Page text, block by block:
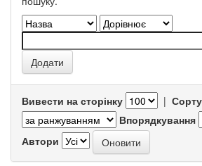
Вивести на сторінку |
Впорядкування
Автори